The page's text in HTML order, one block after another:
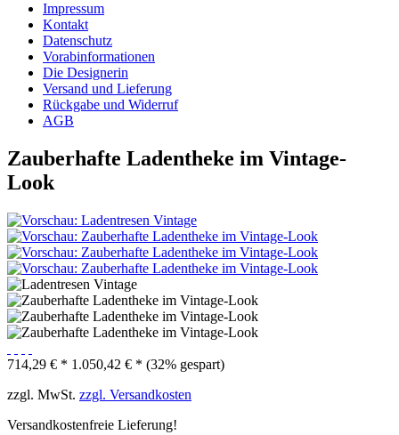
Impressum
Kontakt
Datenschutz
Vorabinformationen
Die Designerin
Versand und Lieferung
Rückgabe und Widerruf
AGB
Zauberhafte Ladentheke im Vintage-
Look
714,29 € * 1.050,42 € * (32% gespart)
zzgl. MwSt. zzgl. Versandkosten
Versandkostenfreie Lieferung!